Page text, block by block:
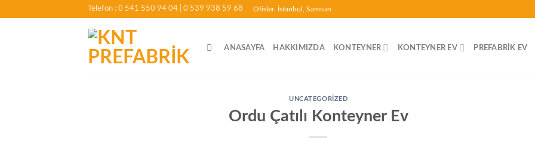
Telefon : 0 541 550 94 04 | 0 539 938 59 68 Ofisler: İstanbul, Samsun
ANASAYFA HAKKIMIZDA KONTEYNER KONTEYNER EV PREFABRIK EV
UNCATEGORIZED
Ordu Çatılı Konteyner Ev